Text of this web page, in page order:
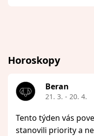
Horoskopy
Beran
21. 3. - 20. 4.
Tento týden vás
stanovili priority a